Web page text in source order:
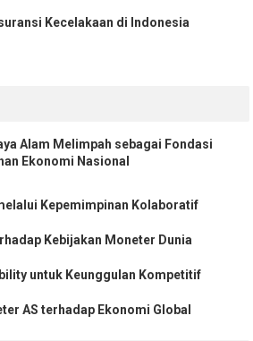
Kecelakaan di Indonesia
Alam Melimpah sebagai Fondasi
Ekonomi Nasional
Kepemimpinan Kolaboratif
Kebijakan Moneter Dunia
untuk Keunggulan Kompetitif
AS terhadap Ekonomi Global